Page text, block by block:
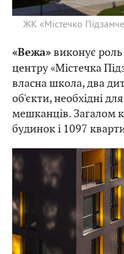
ЖК «Містечко
«Вежа»виконує
центру «Містечка
власна школа, два
об'єкти, необхідні
мешканців. Загалом
будинок і 1097